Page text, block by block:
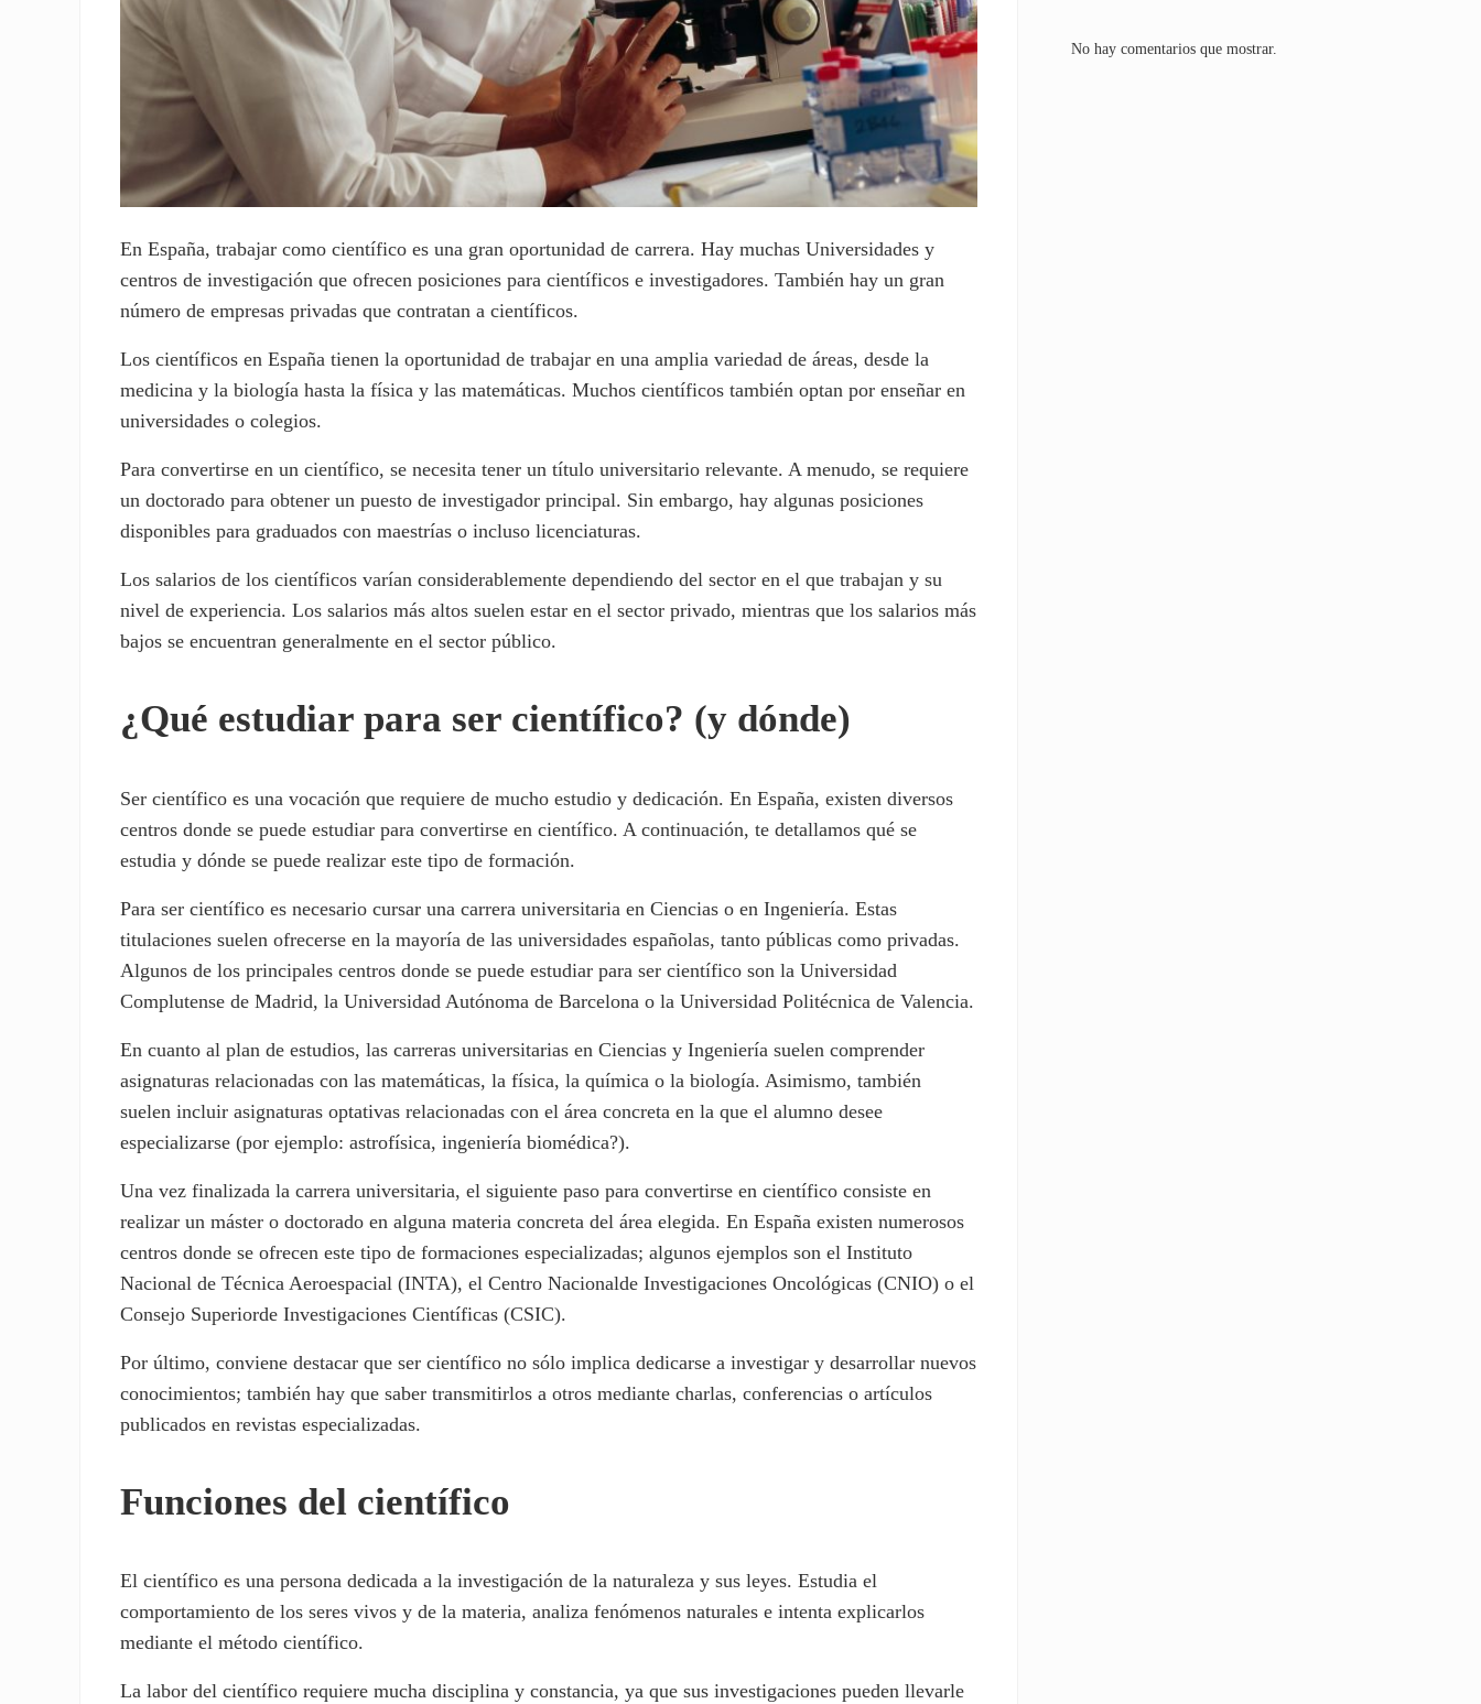
En España, trabajar como científico es una gran oportunidad de carrera. Hay muchas Universidades y
centros de investigación que ofrecen posiciones para científicos e investigadores. También hay un gran
número de empresas privadas que contratan a científicos.
Los científicos en España tienen la oportunidad de trabajar en una amplia variedad de áreas, desde la
medicina y la biología hasta la física y las matemáticas. Muchos científicos también optan por enseñar en
universidades o colegios.
Para convertirse en un científico, se necesita tener un título universitario relevante. A menudo, se requiere
un doctorado para obtener un puesto de investigador principal. Sin embargo, hay algunas posiciones
disponibles para graduados con maestrías o incluso licenciaturas.
Los salarios de los científicos varían considerablemente dependiendo del sector en el que trabajan y su
nivel de experiencia. Los salarios más altos suelen estar en el sector privado, mientras que los salarios más
bajos se encuentran generalmente en el sector público.
¿Qué estudiar para ser científico? (y dónde)
Ser científico es una vocación que requiere de mucho estudio y dedicación. En España, existen diversos
centros donde se puede estudiar para convertirse en científico. A continuación, te detallamos qué se
estudia y dónde se puede realizar este tipo de formación.
Para ser científico es necesario cursar una carrera universitaria en Ciencias o en Ingeniería. Estas
titulaciones suelen ofrecerse en la mayoría de las universidades españolas, tanto públicas como privadas.
Algunos de los principales centros donde se puede estudiar para ser científico son la Universidad
Complutense de Madrid, la Universidad Autónoma de Barcelona o la Universidad Politécnica de Valencia.
En cuanto al plan de estudios, las carreras universitarias en Ciencias y Ingeniería suelen comprender
asignaturas relacionadas con las matemáticas, la física, la química o la biología. Asimismo, también
suelen incluir asignaturas optativas relacionadas con el área concreta en la que el alumno desee
especializarse (por ejemplo: astrofísica, ingeniería biomédica?).
Una vez finalizada la carrera universitaria, el siguiente paso para convertirse en científico consiste en
realizar un máster o doctorado en alguna materia concreta del área elegida. En España existen numerosos
centros donde se ofrecen este tipo de formaciones especializadas; algunos ejemplos son el Instituto
Nacional de Técnica Aeroespacial (INTA), el Centro Nacionalde Investigaciones Oncológicas (CNIO) o el
Consejo Superiorde Investigaciones Científicas (CSIC).
Por último, conviene destacar que ser científico no sólo implica dedicarse a investigar y desarrollar nuevos
conocimientos; también hay que saber transmitirlos a otros mediante charlas, conferencias o artículos
publicados en revistas especializadas.
Funciones del científico
El científico es una persona dedicada a la investigación de la naturaleza y sus leyes. Estudia el
comportamiento de los seres vivos y de la materia, analiza fenómenos naturales e intenta explicarlos
mediante el método científico.
La labor del científico requiere mucha disciplina y constancia, ya que sus investigaciones pueden llevarle
No hay comentarios que mostrar.